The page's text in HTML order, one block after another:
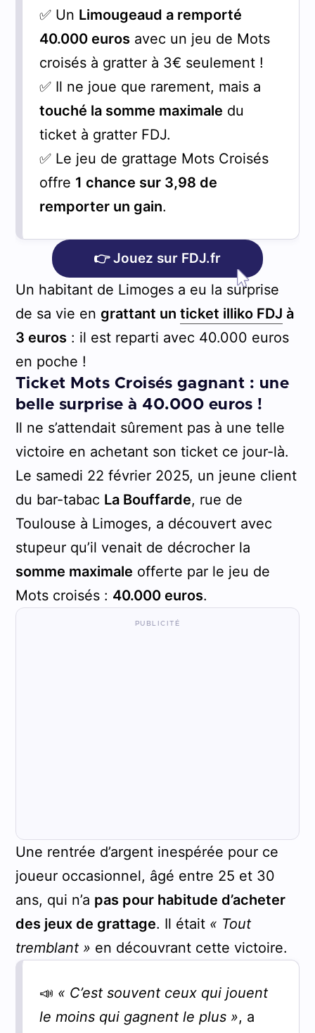
✅ Un Limougeaud a remporté
40.000 eurosavec un jeu de Mots
croisés à gratter à 3€ seulement !
✅ Il ne joue que rarement, mais a
touché la somme maximale du
ticket à gratter FDJ.
✅ Le jeu de grattage Mots Croisés
offre 1 chance sur 3,98 de
remporter un gain.
👉 Jouez sur FDJ.fr
Un habitant de Limoges a eu la surprise
de sa vie en grattant un ticket illiko FDJ à
3 euros: il est reparti avec 40.000 euros
en poche !
Ticket Mots Croisés gagnant : une
belle surprise à 40.000 euros !
Il ne s’attendait sûrement pas à une telle
victoire en achetant son ticket ce jour-là.
Le samedi 22 février 2025, un jeune client
du bar-tabac La Bouffarde, rue de
Toulouse à Limoges, a découvert avec
stupeur qu’il venait de décrocher la
somme maximale offerte par le jeu de
Mots croisés : 40.000 euros.
Une rentrée d’argent inespérée pour ce
joueur occasionnel, âgé entre 25 et 30
ans, qui n’a pas pour habitude d’acheter
des jeux de grattage. Il était « Tout
tremblant » en découvrant cette victoire.
📣 « C’est souvent ceux qui jouent
le moins qui gagnent le plus », a